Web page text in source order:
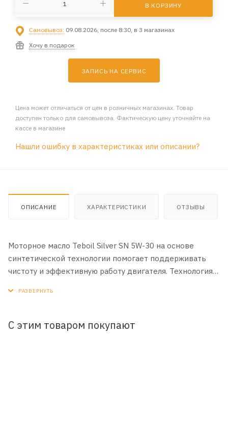
В КОРЗИНУ
Самовывоз: 09.08.2026, после 8:30, в 3 магазинах
Хочу в подарок
ЗАПИСЬ НА СЕРВИС
Цена может отличаться от цен в розничных магазинах. Товар
доступен только для самовывоза. Фактическую цену уточняйте на
кассе в магазине
Нашли ошибку в характеристиках или описании?
ОПИСАНИЕ ХАРАКТЕРИСТИКИ ОТЗЫВЫ
Моторное масло Teboil Silver SN 5W-30 на основе
синтетической технологии помогает поддерживать
чистоту и эффективную работу двигателя. Технология
Улучшенная защита при низких температурах
С этим товаром покупают